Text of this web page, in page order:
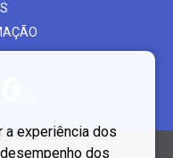
a experiência dos
dos